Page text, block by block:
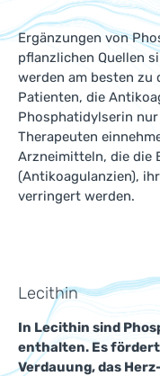
Ergänzungen von
pflanzlichen Quellen
werden am besten zu
Patienten, die
Phosphatidylserin
Therapeuten
Arzneimitteln, die die
(Antikoagulanzien),
verringert werden.
Lecithin
In Lecithin sind
enthalten. Es
Verdauung, das